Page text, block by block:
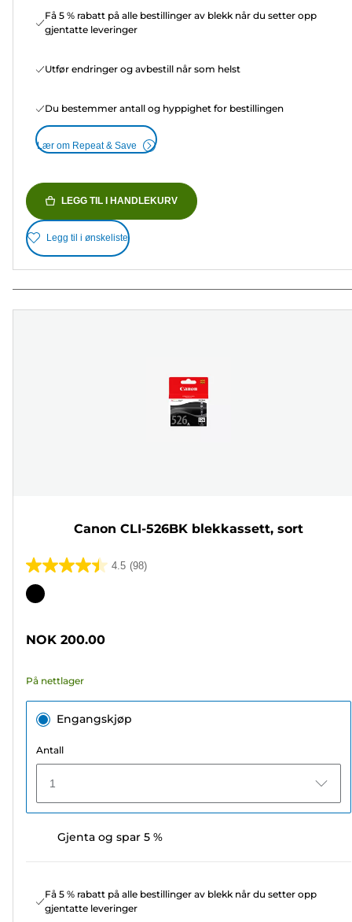
Få 5 % rabatt på alle bestillinger av blekk når du setter opp
gjentatte leveringer
Utfør endringer og avbestill når som helst
Du bestemmer antall og hyppighet for bestillingen
Lær om Repeat & Save
LEGG TIL I HANDLEKURV
Legg til i ønskeliste
Canon CLI-526BK blekkassett, sort
4.5 (98)
4.5
av
98
Fargekassett
NOK 200.00
På nettlager
Engangskjøp
Antall
1
Gjenta og spar 5 %
Få 5 % rabatt på alle bestillinger av blekk når du setter opp
gjentatte leveringer